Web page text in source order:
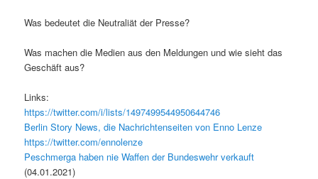
Was bedeutet die Neutraliät der Presse?
Was machen die Medien aus den Meldungen und wie sieht das
Geschäft aus?
Links:
https://twitter.com/i/lists/1497499544950644746
Berlin Story News, die Nachrichtenseiten von Enno Lenze
https://twitter.com/ennolenze
Peschmerga haben nie Waffen der Bundeswehr verkauft
(04.01.2021)